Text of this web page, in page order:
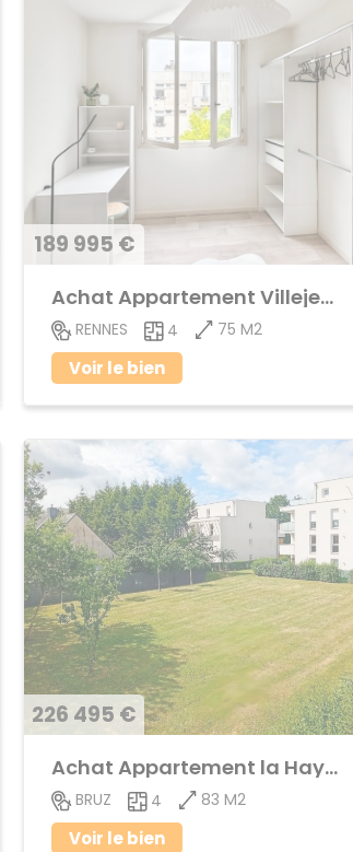
189 995 €
Achat Appartement Villejean
RENNES 4 75 M2
Voir le bien
226 495 €
Achat Appartement la Haye de Pan
BRUZ 4 83 M2
Voir le bien